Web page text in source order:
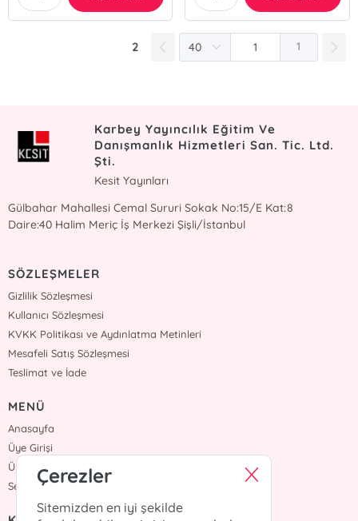
2 1
Karbey Yayıncılık Eğitim Ve
Danışmanlık Hizmetleri San. Tic. Ltd.
Şti.
Kesit Yayınları
Gülbahar Mahallesi Cemal Sururi Sokak No:15/E Kat:8
Daire:40 Halim Meriç İş Merkezi Şişli/İstanbul
SÖZLEŞMELER
Gizlilik Sözleşmesi
Kullanıcı Sözleşmesi
KVKK Politikası ve Aydınlatma Metinleri
Mesafeli Satış Sözleşmesi
Teslimat ve İade
MENÜ
Anasayfa
Üye Girişi
Üye Ol
SepetimÇerezler
Sitemizden en iyi şekilde